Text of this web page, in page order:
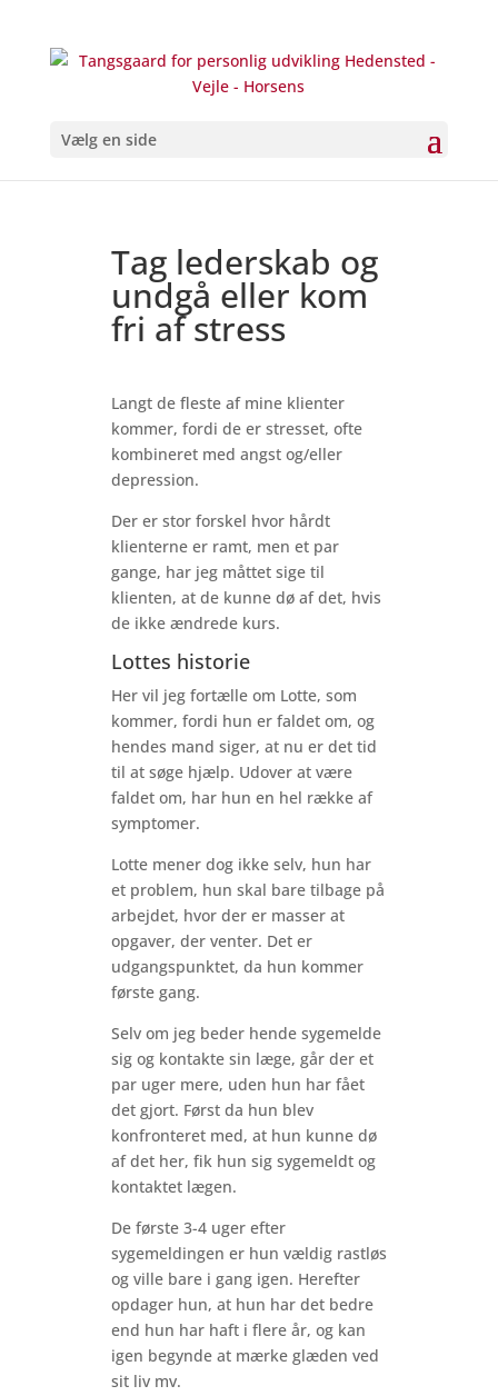
Vælg en side
Tag lederskab og
undgå eller kom
fri af stress
Langt de fleste af mine klienter
kommer, fordi de er stresset, ofte
kombineret med angst og/eller
depression.
Der er stor forskel hvor hårdt
klienterne er ramt, men et par
gange, har jeg måttet sige til
klienten, at de kunne dø af det, hvis
de ikke ændrede kurs.
Lottes historie
Her vil jeg fortælle om Lotte, som
kommer, fordi hun er faldet om, og
hendes mand siger, at nu er det tid
til at søge hjælp. Udover at være
faldet om, har hun en hel række af
symptomer.
Lotte mener dog ikke selv, hun har
et problem, hun skal bare tilbage på
arbejdet, hvor der er masser at
opgaver, der venter. Det er
udgangspunktet, da hun kommer
første gang.
Selv om jeg beder hende sygemelde
sig og kontakte sin læge, går der et
par uger mere, uden hun har fået
det gjort. Først da hun blev
konfronteret med, at hun kunne dø
af det her, fik hun sig sygemeldt og
kontaktet lægen.
De første 3-4 uger efter
sygemeldingen er hun vældig rastløs
og ville bare i gang igen. Herefter
opdager hun, at hun har det bedre
end hun har haft i flere år, og kan
igen begynde at mærke glæden ved
sit liv mv.